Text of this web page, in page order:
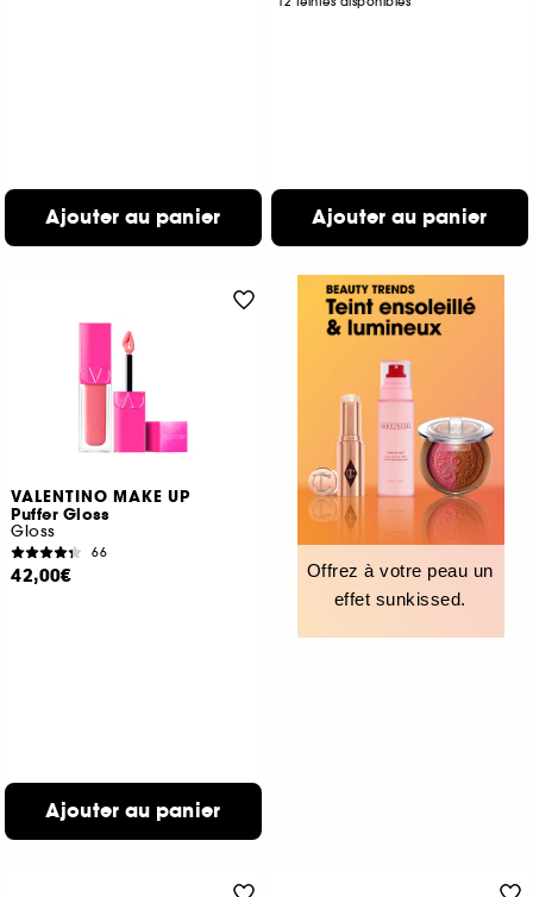
Ajouter au panier Ajouter au panier
VALENTINO MAKE UP
Puffer Gloss
Gloss
66
42,00€
Ajouter au panier
Offrez à votre peau un
effet sunkissed.